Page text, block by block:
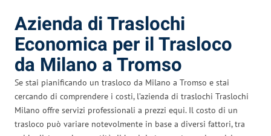
Azienda di Traslochi
Economica per il Trasloco
da Milano a Tromso
Se stai pianificando un trasloco da Milano a Tromso e stai
cercando di comprendere i costi, l’azienda di traslochi Traslochi
Milano offre servizi professionali a prezzi equi. Il costo di un
trasloco può variare notevolmente in base a diversi fattori, tra